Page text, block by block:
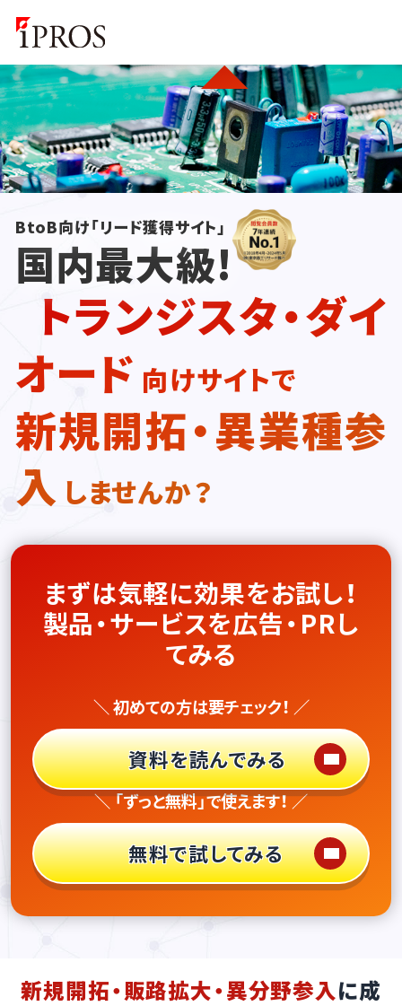
BtoB向け「リード獲得サイト」
国内最大級!
トランジスタ・ダイ
オード 向けサイトで
新規開拓・異業種参
入 しませんか？
まずは気軽に効果をお試し！
製品・サービスを広告・PRし
てみる
＼ 初めての方は要チェック！ ／
資料を読んでみる
＼ 「ずっと無料」で使えます！ ／
無料で試してみる
新規開拓・販路拡大・異分野参入に成